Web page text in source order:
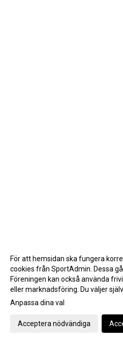
Gå till Webbversion
För att hemsidan ska fungera
cookies från SportAdmin. Dessa
Föreningen kan också använda
eller marknadsföring. Du väljer
Anpassa dina val
Acceptera nödvändiga